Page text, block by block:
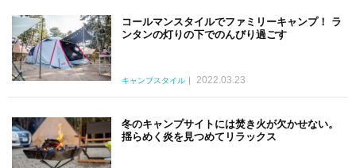
コールマンスタイルでファミリーキャンプ！ ラ
ンタンの灯りの下でのんびり過ごす
キャンプスタイル 2022.03.23
冬のキャンプサイトには焚き火が欠かせない。
揺らめく炎を見つめてリラックス